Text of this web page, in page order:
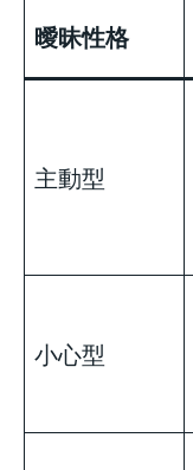
曖昧性格
主動型
小心型